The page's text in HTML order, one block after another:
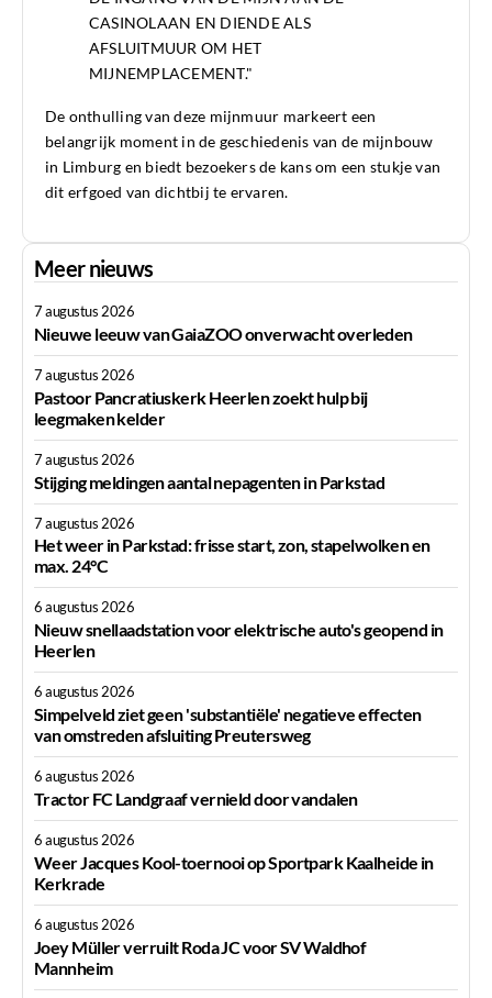
CASINOLAAN EN DIENDE ALS
AFSLUITMUUR OM HET
MIJNEMPLACEMENT."
De onthulling van deze mijnmuur markeert een
belangrijk moment in de geschiedenis van de mijnbouw
in Limburg en biedt bezoekers de kans om een stukje van
dit erfgoed van dichtbij te ervaren.
Meer nieuws
7 augustus 2026
Nieuwe leeuw van GaiaZOO onverwacht overleden
7 augustus 2026
Pastoor Pancratiuskerk Heerlen zoekt hulp bij
leegmaken kelder
7 augustus 2026
Stijging meldingen aantal nepagenten in Parkstad
7 augustus 2026
Het weer in Parkstad: frisse start, zon, stapelwolken en
max. 24°C
6 augustus 2026
Nieuw snellaadstation voor elektrische auto's geopend in
Heerlen
6 augustus 2026
Simpelveld ziet geen 'substantiële' negatieve effecten
van omstreden afsluiting Preutersweg
6 augustus 2026
Tractor FC Landgraaf vernield door vandalen
6 augustus 2026
Weer Jacques Kool-toernooi op Sportpark Kaalheide in
Kerkrade
6 augustus 2026
Joey Müller verruilt Roda JC voor SV Waldhof
Mannheim